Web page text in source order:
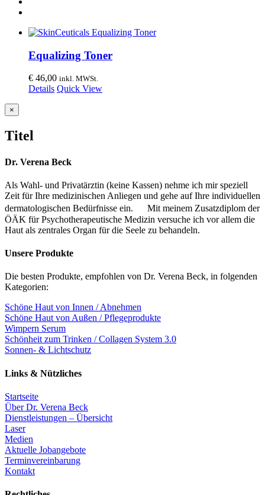
Equalizing Toner
€ 46,00 inkl. MWSt.
Details Quick View
Close
product
view
×
Titel
Dr. Verena Beck
Als Wahl- und Privatärztin (keine Kassen) nehme ich mir speziell
Zeit für Ihre medizinischen Anliegen und gehe auf Ihre individuellen
dermatologischen Bedürfnisse ein. Mit meinem Zusatzdiplom der
ÖÄK für Psychotherapeutische Medizin versuche ich vor allem die
Haut als zentrales Organ für die Seele zu behandeln.
Unsere Produkte
Die besten Produkte, empfohlen von Dr. Verena Beck, in folgenden
Kategorien:
Schöne Haut von Innen / Abnehmen
Schöne Haut von Außen / Pflegeprodukte
Wimpern Serum
Schönheit zum Trinken / Collagen System 3.0
Sonnen- & Lichtschutz
Links & Nützliches
Startseite
Über Dr. Verena Beck
Dienstleistungen – Übersicht
Laser
Medien
Aktuelle Jobangebote
Terminvereinbarung
Kontakt